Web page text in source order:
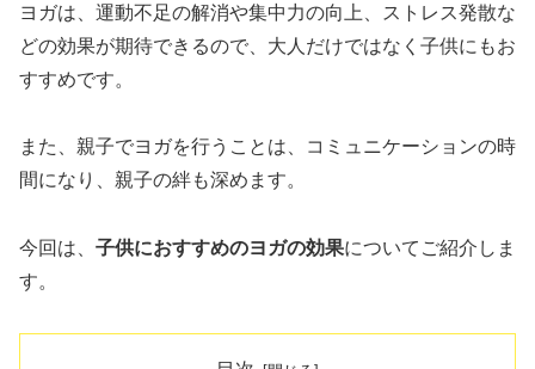
ヨガは、運動不足の解消や集中力の向上、ストレス発散な
どの効果が期待できるので、大人だけではなく子供にもお
すすめです。
また、親子でヨガを行うことは、コミュニケーションの時
間になり、親子の絆も深めます。
今回は、 子供におすすめのヨガの効果についてご紹介しま
す。